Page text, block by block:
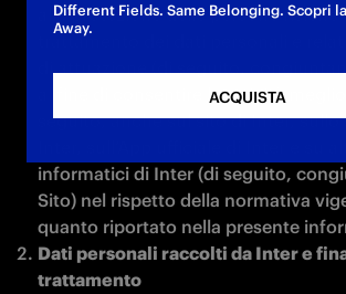
alla protezione delle persone fisiche
trattamento dei dati personali e
di attuazione (di seguito,
al fine di consentire le attività
seguito, anche sul sito di Inter, sullo
informatici di Inter (di seguito,
Sito) nel rispetto della normativa
quanto riportato nella presente
Dati personali raccolti da Inter e
Different Fields. Same Belonging. Scopri
Away.
ACQUISTA